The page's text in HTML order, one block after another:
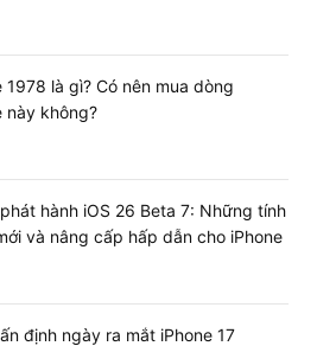
1978 là gì? Có nên mua dòng
này không?
hành iOS 26 Beta 7: Những tính
và nâng cấp hấp dẫn cho iPhone
định ngày ra mắt iPhone 17